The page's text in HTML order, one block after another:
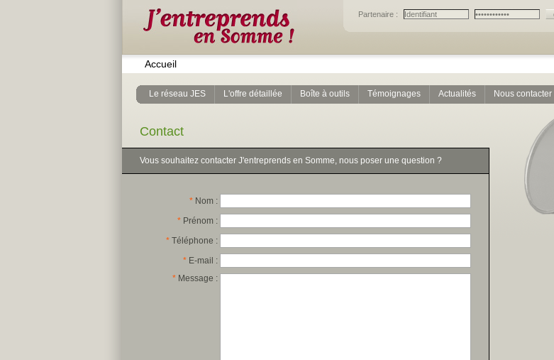
Partenaire :
Accueil
Le réseau JES L'offre détaillée Boîte à outils Témoignages Actualités Nous contacter
Contact
Vous souhaitez contacter J'entreprends en Somme, nous poser une question ?
* Nom :
* Prénom :
* Téléphone :
* E-mail :
* Message :